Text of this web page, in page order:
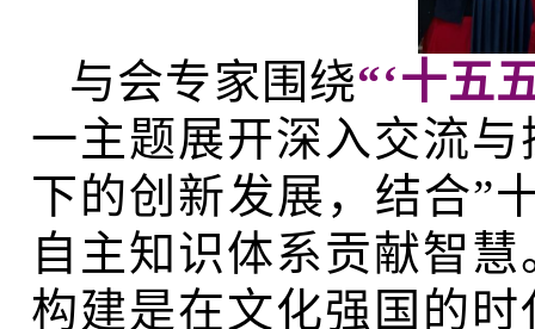
与会专家围绕“‘十五
一主题展开深入交流
下的创新发展，结合”
自主知识体系贡献智
构建是在文化强国的